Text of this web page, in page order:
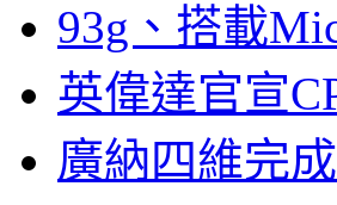
93g、搭載
英偉達官宣
廣納四維完